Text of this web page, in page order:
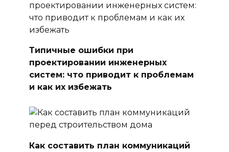
Типичные ошибки при
проектировании инженерных
систем: что приводит к проблемам
и как их избежать
Как составить план коммуникаций